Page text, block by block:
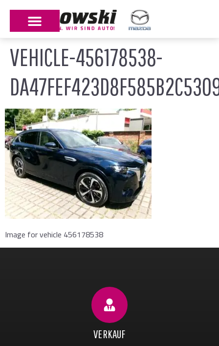
VEHICLE-456178538-
Image for vehicle 456178538
VERKAUF